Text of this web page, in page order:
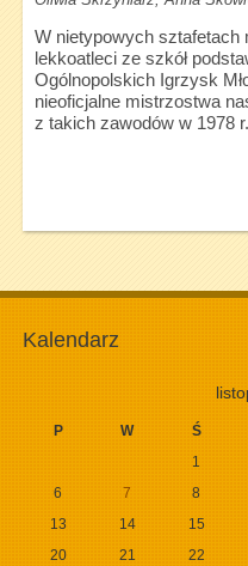
W nietypowych sztafetach
lekkoatleci ze szkół
Ogólnopolskich Igrzysk
nieoficjalne mistrzostwa
z takich zawodów w 1978
Kalendarz
P W Ś
1
6
7 8
13
14 15
20
21 22